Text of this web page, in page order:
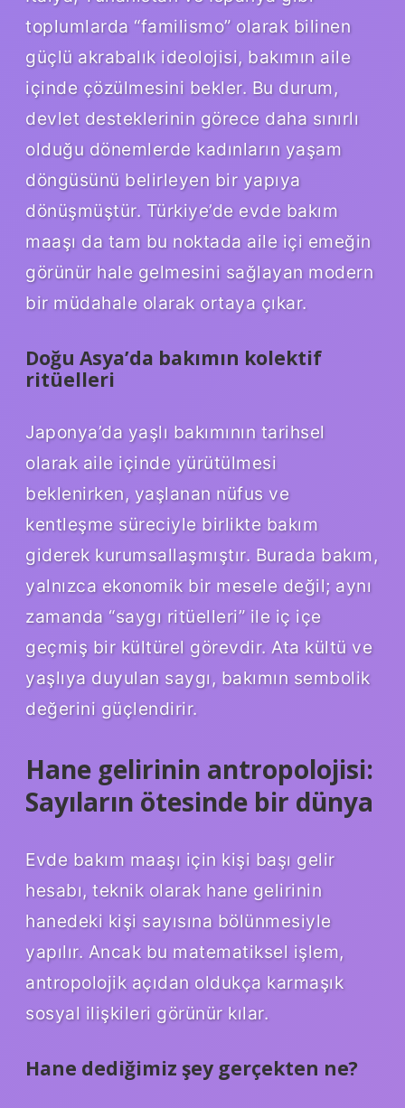
toplumlarda “familismo” olarak bilinen
güçlü akrabalık ideolojisi, bakımın aile
içinde çözülmesini bekler. Bu durum,
devlet desteklerinin görece daha sınırlı
olduğu dönemlerde kadınların yaşam
döngüsünü belirleyen bir yapıya
dönüşmüştür. Türkiye’de evde bakım
maaşı da tam bu noktada aile içi emeğin
görünür hale gelmesini sağlayan modern
bir müdahale olarak ortaya çıkar.
Doğu Asya’da bakımın kolektif
ritüelleri
Japonya’da yaşlı bakımının tarihsel
olarak aile içinde yürütülmesi
beklenirken, yaşlanan nüfus ve
kentleşme süreciyle birlikte bakım
giderek kurumsallaşmıştır. Burada bakım,
yalnızca ekonomik bir mesele değil; aynı
zamanda “saygı ritüelleri” ile iç içe
geçmiş bir kültürel görevdir. Ata kültü ve
yaşlıya duyulan saygı, bakımın sembolik
değerini güçlendirir.
Hane gelirinin antropolojisi:
Sayıların ötesinde bir dünya
Evde bakım maaşı için kişi başı gelir
hesabı, teknik olarak hane gelirinin
hanedeki kişi sayısına bölünmesiyle
yapılır. Ancak bu matematiksel işlem,
antropolojik açıdan oldukça karmaşık
sosyal ilişkileri görünür kılar.
Hane dediğimiz şey gerçekten ne?